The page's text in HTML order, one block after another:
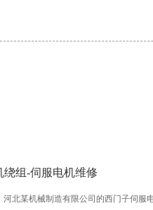
组-伺服电机维修
河北某机械制造有限公司的西门子伺服